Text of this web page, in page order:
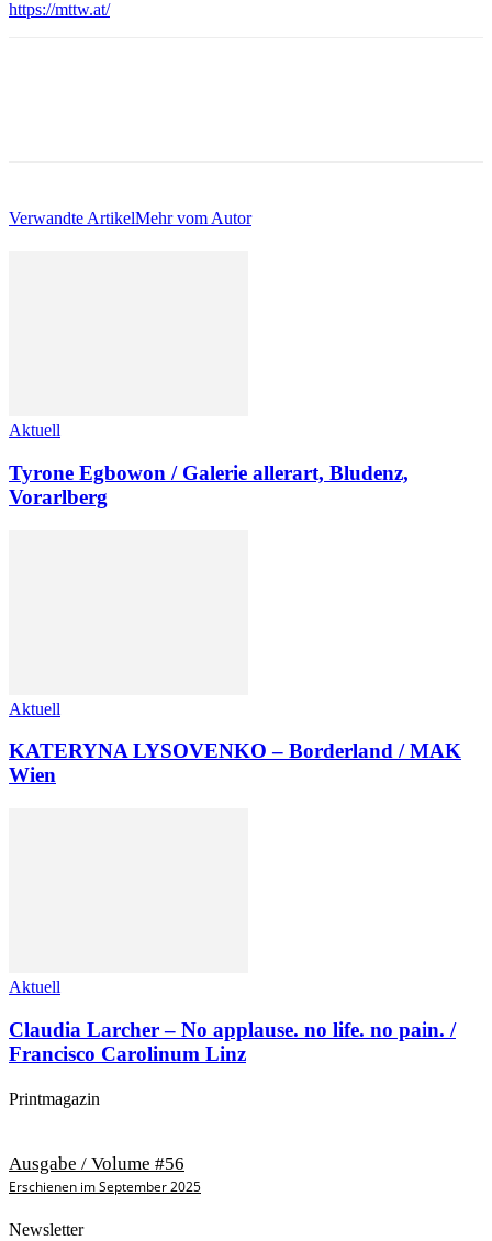
https://mttw.at/
Verwandte ArtikelMehr vom Autor
Aktuell
Tyrone Egbowon / Galerie allerart, Bludenz,
Vorarlberg
Aktuell
KATERYNA LYSOVENKO – Borderland / MAK
Wien
Aktuell
Claudia Larcher – No applause. no life. no pain. /
Francisco Carolinum Linz
Printmagazin
Ausgabe / Volume #56
Erschienen im September 2025
Newsletter